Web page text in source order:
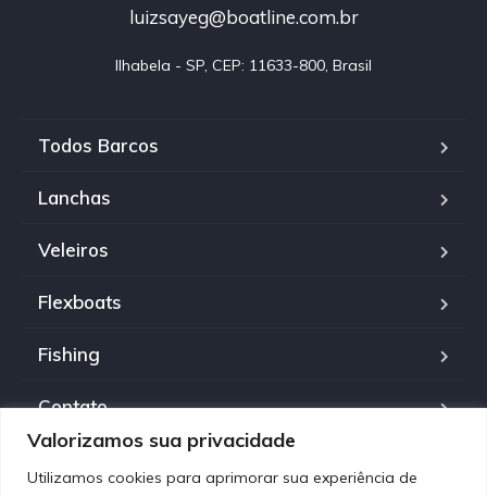
Valorizamos sua privacidade
Utilizamos cookies para aprimorar sua experiência de
luizsayeg@boatline.com.br
Ilhabela - SP, CEP: 11633-800, Brasil
Todos Barcos
Lanchas
Veleiros
Flexboats
Fishing
Contato
Política de Privacidade